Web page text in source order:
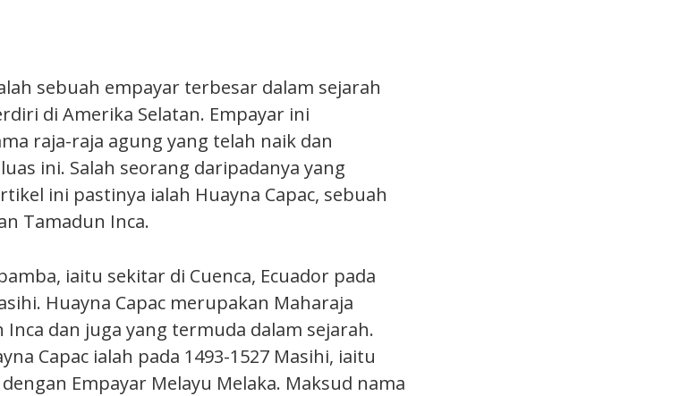
sebuah empayar terbesar dalam sejarah
di Amerika Selatan. Empayar ini
raja-raja agung yang telah naik dan
ini. Salah seorang daripadanya yang
ini pastinya ialah Huayna Capac, sebuah
Tamadun Inca.
iaitu sekitar di Cuenca, Ecuador pada
Huayna Capac merupakan Maharaja
dan juga yang termuda dalam sejarah.
Capac ialah pada 1493-1527 Masihi, iaitu
Empayar Melayu Melaka. Maksud nama